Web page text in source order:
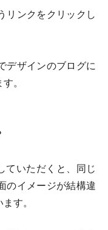
リンクをクリックし
デザインのブログに
。
ていただくと、同じ
のイメージが結構違
す。